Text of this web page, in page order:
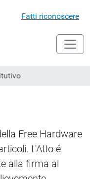
Fatti riconoscere
Free Hardware
L'Atto é
alla firma al